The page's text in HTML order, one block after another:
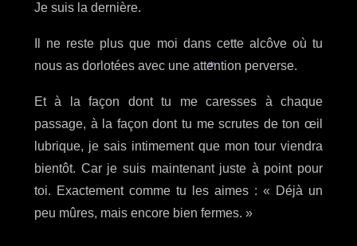
Je suis la dernière.
Il ne reste plus que moi dans cette alcôve où tu
nous as dorlotées avec une attention perverse.
Et à la façon dont tu me caresses à chaque
passage, à la façon dont tu me scrutes de ton œil
lubrique, je sais intimement que mon tour viendra
bientôt. Car je suis maintenant juste à point pour
toi. Exactement comme tu les aimes : « Déjà un
peu mûres, mais encore bien fermes. »